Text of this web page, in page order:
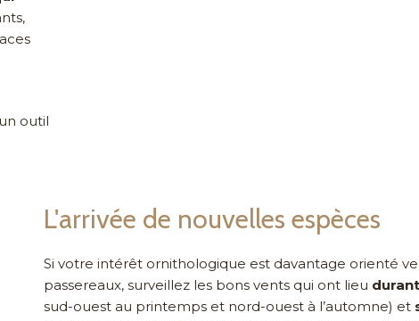
outil
L'arrivée de nouvelles espèces
Si votre intérêt ornithologique est davantage orienté
passereaux, surveillez les bons vents qui ont lieu
sud-ouest au printemps et nord-ouest à l’automne) et